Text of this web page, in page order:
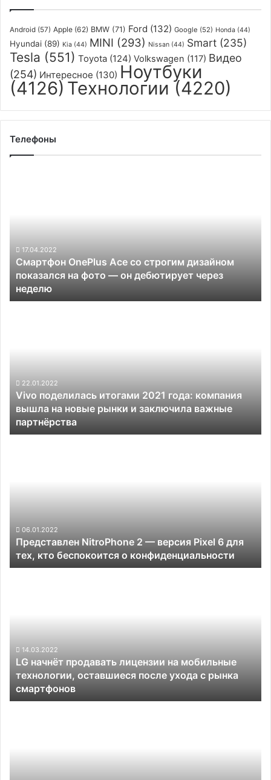
Android (57) Apple (62) BMW (71) Ford (132) Google (52) Honda (44)
Hyundai (89) Kia (44) MINI (293) Nissan (44) Smart (235)
Tesla (551) Toyota (124) Volkswagen (117) Видео
(254) Интересное (130) Ноутбуки
(4126) Технологии (4220)
Телефоны
показался
на
фото
—
он
17.04.2022
Смартфон OnePlus Ace со строгим дизайном
показался на фото — он дебютирует через
неделю
вышла
на
новые
рынки
и
22.01.2022
Vivo поделилась итогами 2021 года: компания
вышла на новые рынки и заключила важные
партнёрства
для
тех,
кто
беспокоится
06.01.2022
Представлен NitroPhone 2 — версия Pixel 6 для
тех, кто беспокоится о конфиденциальности
технологии,
оставшиеся
после
ухода
с
14.03.2022
LG начнёт продавать лицензии на мобильные
технологии, оставшиеся после ухода с рынка
смартфонов